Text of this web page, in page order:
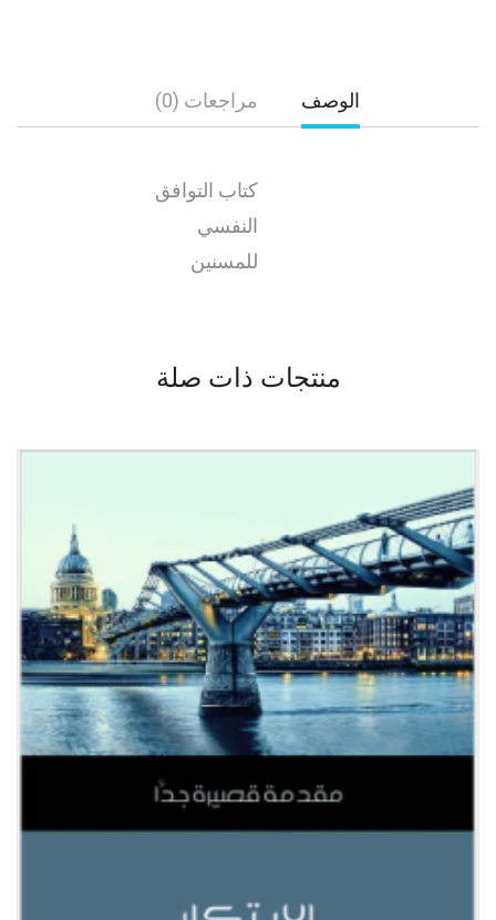
الوصف مراجعات (0)
كتاب التوافق
النفسي
للمسنين
منتجات ذات صلة